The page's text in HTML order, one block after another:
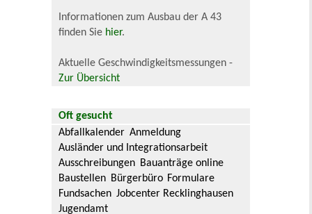
Informationen zum Ausbau der A 43
finden Sie hier.
Aktuelle Geschwindigkeitsmessungen -
Zur Übersicht
Oft gesucht
Abfallkalender Anmeldung
Ausländer und Integrationsarbeit
Ausschreibungen Bauanträge online
Baustellen Bürgerbüro Formulare
Fundsachen Jobcenter Recklinghausen
Jugendamt